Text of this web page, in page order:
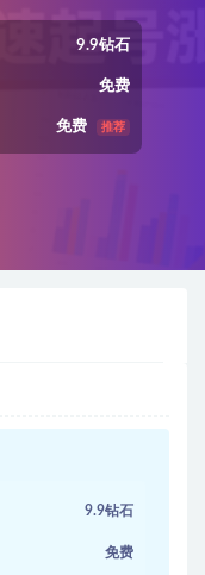
9.9钻石
免费
免费 推荐
9.9钻石
免费